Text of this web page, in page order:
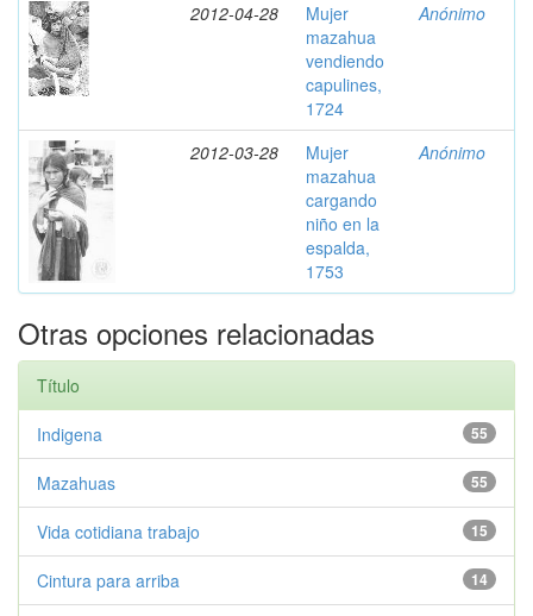
2012-04-28
Mujer
mazahua
vendiendo
capulines,
1724
Anónimo
2012-03-28
Mujer
mazahua
cargando
niño en la
espalda,
1753
Anónimo
Otras opciones relacionadas
Título
55
Indigena
55
Mazahuas
15
Vida cotidiana trabajo
14
Cintura para arriba